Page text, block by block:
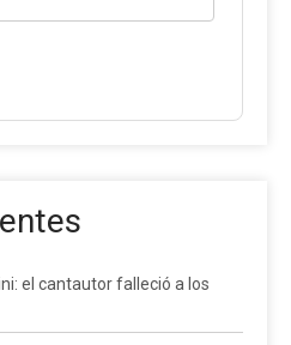
el cantautor falleció a los